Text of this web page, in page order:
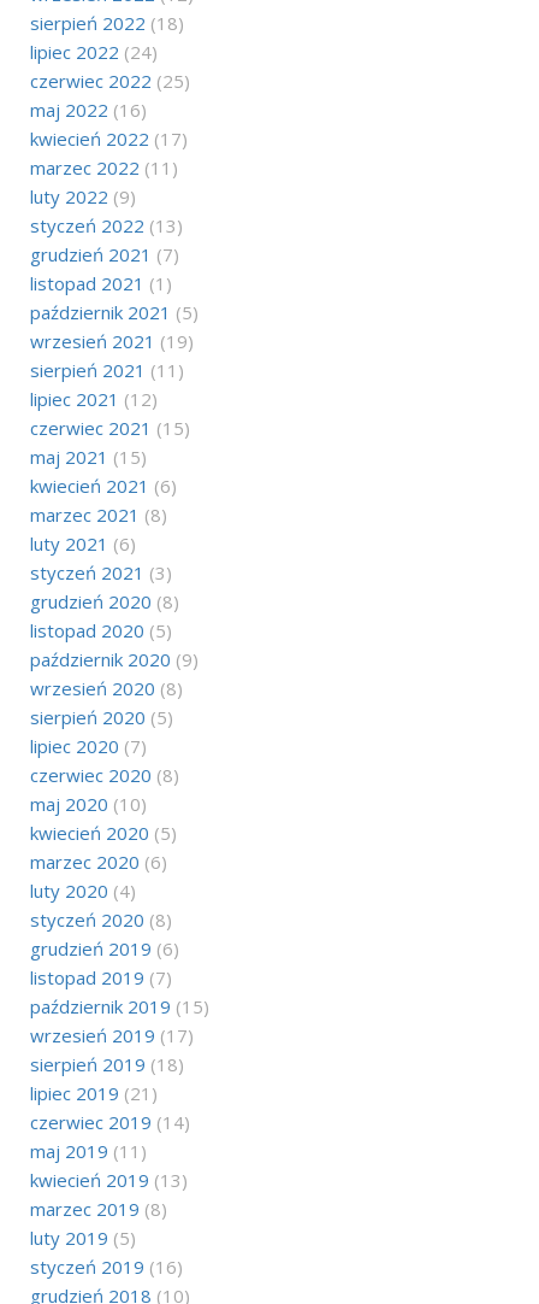
sierpień 2022 (18)
lipiec 2022 (24)
czerwiec 2022 (25)
maj 2022 (16)
kwiecień 2022 (17)
marzec 2022 (11)
luty 2022 (9)
styczeń 2022 (13)
grudzień 2021 (7)
listopad 2021 (1)
październik 2021 (5)
wrzesień 2021 (19)
sierpień 2021 (11)
lipiec 2021 (12)
czerwiec 2021 (15)
maj 2021 (15)
kwiecień 2021 (6)
marzec 2021 (8)
luty 2021 (6)
styczeń 2021 (3)
grudzień 2020 (8)
listopad 2020 (5)
październik 2020 (9)
wrzesień 2020 (8)
sierpień 2020 (5)
lipiec 2020 (7)
czerwiec 2020 (8)
maj 2020 (10)
kwiecień 2020 (5)
marzec 2020 (6)
luty 2020 (4)
styczeń 2020 (8)
grudzień 2019 (6)
listopad 2019 (7)
październik 2019 (15)
wrzesień 2019 (17)
sierpień 2019 (18)
lipiec 2019 (21)
czerwiec 2019 (14)
maj 2019 (11)
kwiecień 2019 (13)
marzec 2019 (8)
luty 2019 (5)
styczeń 2019 (16)
grudzień 2018 (10)